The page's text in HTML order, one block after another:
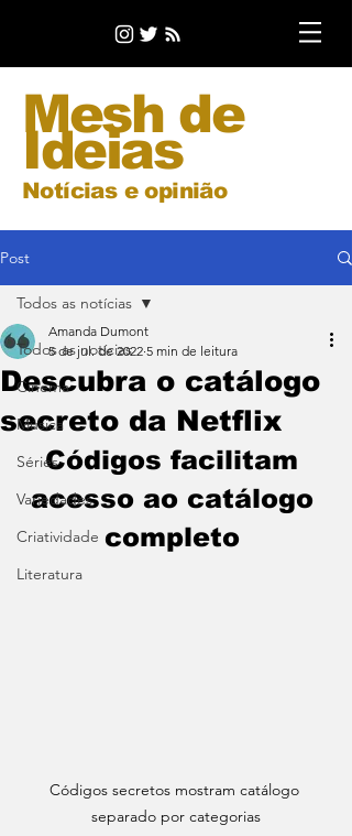
Mesh de
Ideias
Notícias e opinião
Post
Todos as notícias
Cinema
Música
Séries
Variedades
Criatividade
Literatura
Todos as notícias
Descubra o catálogo
secreto da Netflix
Amanda Dumont
5 de jul. de 2022 5 min de leitura
Códigos facilitam
acesso ao catálogo
completo
Códigos secretos mostram catálogo
separado por categorias